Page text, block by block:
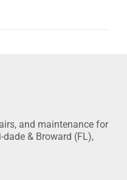
and maintenance for
& Broward (FL),